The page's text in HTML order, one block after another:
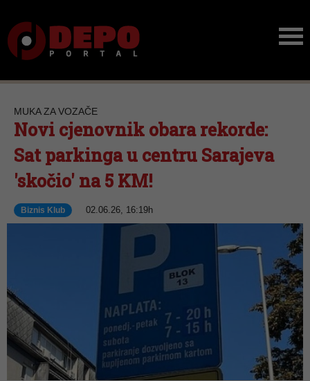
MUKA ZA VOZAČE
Novi cjenovnik obara rekorde:
Sat parkinga u centru Sarajeva
'skočio' na 5 KM!
Biznis Klub 02.06.26, 16:19h